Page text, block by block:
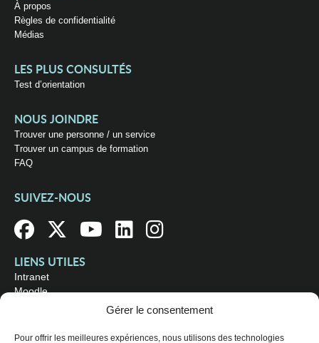
Gérer le consentement
Pour offrir les meilleures expériences, nous utilisons des technologies
À propos
Règles de confidentialité
Médias
LES PLUS CONSULTÉS
Test d’orientation
NOUS JOINDRE
Trouver une personne / un service
Trouver un campus de formation
FAQ
SUIVEZ-NOUS
LIENS UTILES
Intranet
Moodle